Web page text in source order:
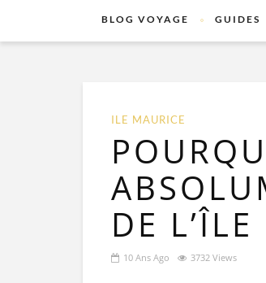
BLOG VOYAGE GUIDES
ILE MAURICE
DE
10 Ans Ago 3732 Views